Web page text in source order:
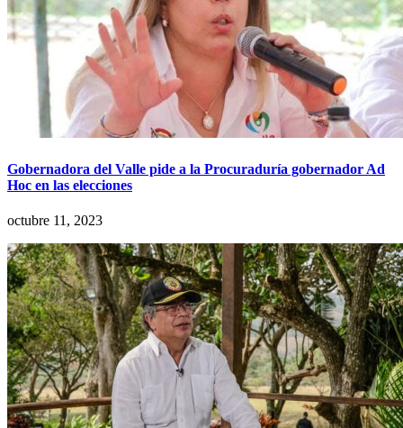
Gobernadora del Valle pide a la Procuraduría gobernador Ad
Hoc en las elecciones
octubre 11, 2023